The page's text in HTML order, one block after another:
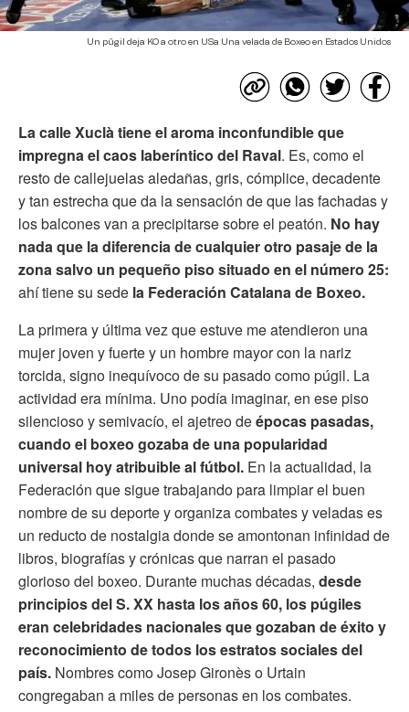
Un púgil deja KO a otro en USa Una velada de Boxeo en Estados Unidos
La calle Xuclà tiene el aroma inconfundible que
impregna el caos laberíntico del Raval. Es, como el
resto de callejuelas aledañas, gris, cómplice, decadente
y tan estrecha que da la sensación de que las fachadas y
los balcones van a precipitarse sobre el peatón. No hay
nada que la diferencia de cualquier otro pasaje de la
zona salvo un pequeño piso situado en el número 25:
ahí tiene su sede la Federación Catalana de Boxeo.
La primera y última vez que estuve me atendieron una
mujer joven y fuerte y un hombre mayor con la nariz
torcida, signo inequívoco de su pasado como púgil. La
actividad era mínima. Uno podía imaginar, en ese piso
silencioso y semivacío, el ajetreo deépocas pasadas,
cuando el boxeo gozaba de una popularidad
universal hoy atribuible al fútbol. En la actualidad, la
Federación que sigue trabajando para limpiar el buen
nombre de su deporte y organiza combates y veladas es
un reducto de nostalgia donde se amontonan infinidad de
libros, biografías y crónicas que narran el pasado
glorioso del boxeo. Durante muchas décadas, desde
principios del S. XX hasta los años 60, los púgiles
eran celebridades nacionales que gozaban de éxito y
reconocimiento de todos los estratos sociales del
país. Nombres como Josep Gironès o Urtain
congregaban a miles de personas en los combates.